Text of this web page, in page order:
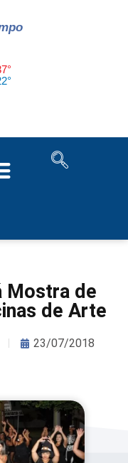
Mostra de
de Arte
23/07/2018